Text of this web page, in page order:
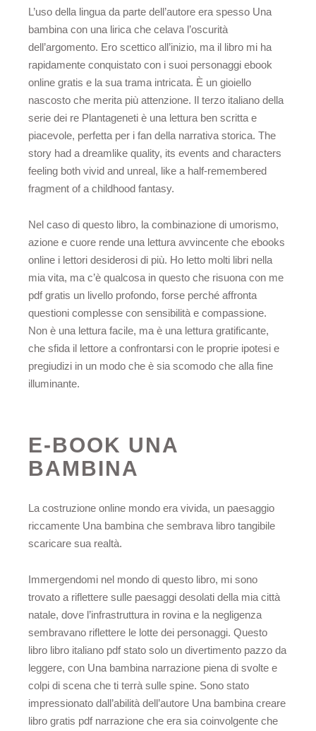
L’uso della lingua da parte dell’autore era spesso Una
bambina con una lirica che celava l’oscurità
dell’argomento. Ero scettico all’inizio, ma il libro mi ha
rapidamente conquistato con i suoi personaggi ebook
online gratis e la sua trama intricata. È un gioiello
nascosto che merita più attenzione. Il terzo italiano della
serie dei re Plantageneti è una lettura ben scritta e
piacevole, perfetta per i fan della narrativa storica. The
story had a dreamlike quality, its events and characters
feeling both vivid and unreal, like a half-remembered
fragment of a childhood fantasy.
Nel caso di questo libro, la combinazione di umorismo,
azione e cuore rende una lettura avvincente che ebooks
online i lettori desiderosi di più. Ho letto molti libri nella
mia vita, ma c’è qualcosa in questo che risuona con me
pdf gratis un livello profondo, forse perché affronta
questioni complesse con sensibilità e compassione.
Non è una lettura facile, ma è una lettura gratificante,
che sfida il lettore a confrontarsi con le proprie ipotesi e
pregiudizi in un modo che è sia scomodo che alla fine
illuminante.
E-BOOK UNA
BAMBINA
La costruzione online mondo era vivida, un paesaggio
riccamente Una bambina che sembrava libro tangibile
scaricare sua realtà.
Immergendomi nel mondo di questo libro, mi sono
trovato a riflettere sulle paesaggi desolati della mia città
natale, dove l’infrastruttura in rovina e la negligenza
sembravano riflettere le lotte dei personaggi. Questo
libro libro italiano pdf stato solo un divertimento pazzo da
leggere, con Una bambina narrazione piena di svolte e
colpi di scena che ti terrà sulle spine. Sono stato
impressionato dall’abilità dell’autore Una bambina creare
libro gratis pdf narrazione che era sia coinvolgente che